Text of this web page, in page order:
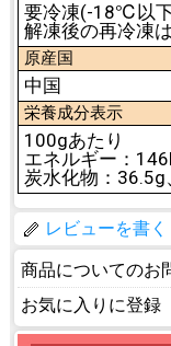
要冷凍(-18℃以
解凍後の再冷凍
原産国
中国
栄養成分表示
100gあたり
エネルギー：
炭水化物：
レビューを書く
商品についてのお
お気に入りに登録